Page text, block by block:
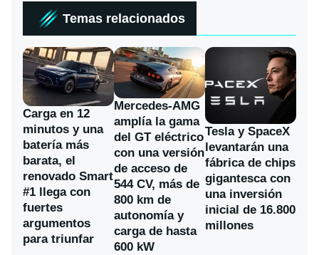
Temas relacionados
Carga en 12
minutos y una
batería más
barata, el
renovado Smart
#1 llega con
fuertes
argumentos
para triunfar
Mercedes-AMG
amplía la gama
del GT eléctrico
con una versión
de acceso de
544 CV, más de
800 km de
autonomía y
carga de hasta
600 kW
Tesla y SpaceX
levantarán una
fábrica de chips
gigantesca con
una inversión
inicial de 16.800
millones